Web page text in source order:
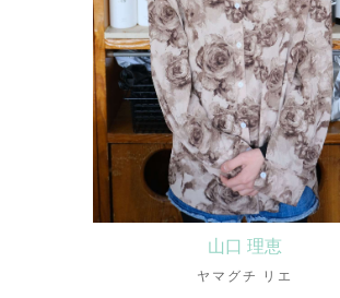
山口 理恵
ヤマグチ リエ